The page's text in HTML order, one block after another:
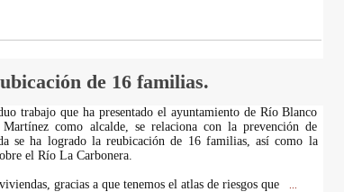
de 16 familias.
trabajo que ha presentado el ayuntamiento de Río Blanco
como alcalde, se relaciona con la prevención de
se ha logrado la reubicación de 16 familias, así como la
el Río La Carbonera.
gracias a que tenemos el atlas de riesgos que